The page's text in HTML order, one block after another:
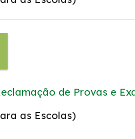
de Provas e
as Escolas)